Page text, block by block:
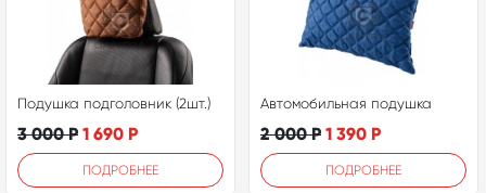
Подушка подголовник (2шт.)
3 000Р 1 690 Р
ПОДРОБНЕЕ
Автомобильная подушка
2 000Р 1 390 Р
ПОДРОБНЕЕ